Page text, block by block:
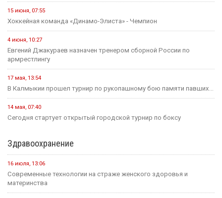
15 июня, 07:55
Хоккейная команда «Динамо-Элиста» - Чемпион
4 июня, 10:27
Евгений Джакураев назначен тренером сборной России по
армрестлингу
17 мая, 13:54
В Калмыкии прошел турнир по рукопашному бою памяти павших...
14 мая, 07:40
Сегодня стартует открытый городской турнир по боксу
Здравоохранение
16 июля, 13:06
Современные технологии на страже женского здоровья и
материнства